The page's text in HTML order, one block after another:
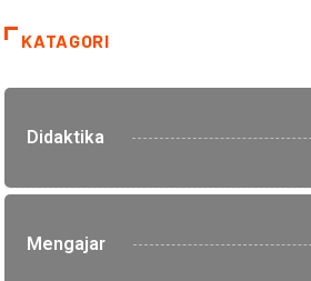
KATAGORI
Didaktika
Mengajar